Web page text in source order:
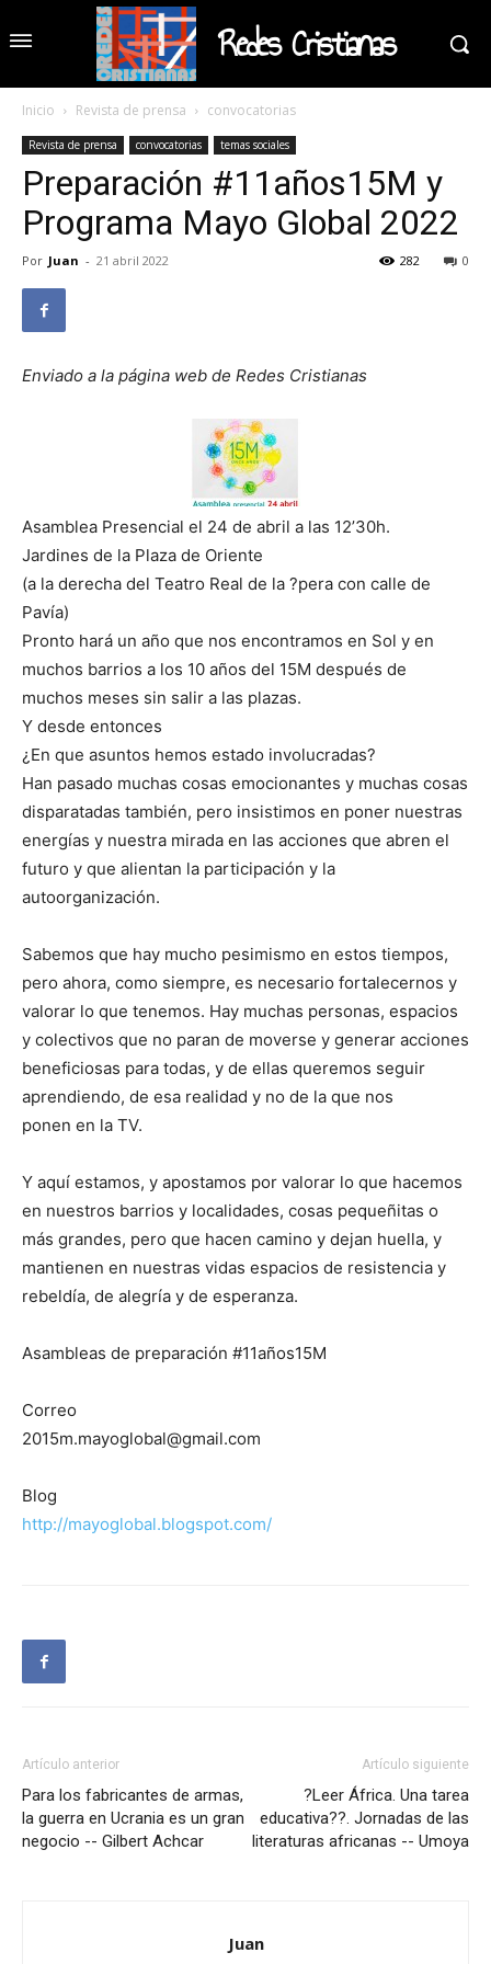
Redes Cristianas
Inicio Revista de prensa convocatorias
Revista de prensa convocatorias temas sociales
Preparación #11años15M y
Programa Mayo Global 2022
Por Juan - 21 abril 2022 0
282
Enviado a la página web de Redes Cristianas
Asamblea Presencial el 24 de abril a las 12’30h.
Jardines de la Plaza de Oriente
(a la derecha del Teatro Real de la ?pera con calle de
Pavía)
Pronto hará un año que nos encontramos en Sol y en
muchos barrios a los 10 años del 15M después de
muchos meses sin salir a las plazas.
Y desde entonces
¿En que asuntos hemos estado involucradas?
Han pasado muchas cosas emocionantes y muchas cosas
disparatadas también, pero insistimos en poner nuestras
energías y nuestra mirada en las acciones que abren el
futuro y que alientan la participación y la
autoorganización.
Sabemos que hay mucho pesimismo en estos tiempos,
pero ahora, como siempre, es necesario fortalecernos y
valorar lo que tenemos. Hay muchas personas, espacios
y colectivos que no paran de moverse y generar acciones
beneficiosas para todas, y de ellas queremos seguir
aprendiendo, de esa realidad y no de la que nos
ponen en la TV.
Y aquí estamos, y apostamos por valorar lo que hacemos
en nuestros barrios y localidades, cosas pequeñitas o
más grandes, pero que hacen camino y dejan huella, y
mantienen en nuestras vidas espacios de resistencia y
rebeldía, de alegría y de esperanza.
Asambleas de preparación #11años15M
Correo
2015m.mayoglobal@gmail.com
Blog
http://mayoglobal.blogspot.com/
Artículo anterior
Para los fabricantes de armas,
la guerra en Ucrania es un gran
negocio -- Gilbert Achcar
Artículo siguiente
?Leer África. Una tarea
educativa??. Jornadas de las
literaturas africanas -- Umoya
Juan